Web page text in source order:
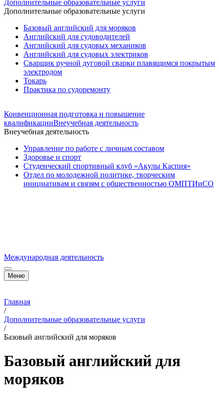
Дополнительные образовательные услуги
Дополнительные образовательные услуги
Базовый английский для моряков
Английский для судоводителей
Английский для судовых механиков
Английский для судовых электриков
Cварщик ручной дуговой сварки плавящимся покрытым
электродом
Токарь
Практика по судоремонту
Конвенционная подготовка и повышение
квалификацииВнеучебная деятельность
Внеучебная деятельность
Управление по работе с личным составом
Здоровье и спорт
Студенческий спортивный клуб «Акулы Каспия»
Отдел по молодежной политике, творческим
инициативам и связям с общественностью ОМПТИиСО
Международная деятельность
Меню
Главная
/
Дополнительные образовательные услуги
/
Базовый английский для моряков
Базовый английский для
моряков